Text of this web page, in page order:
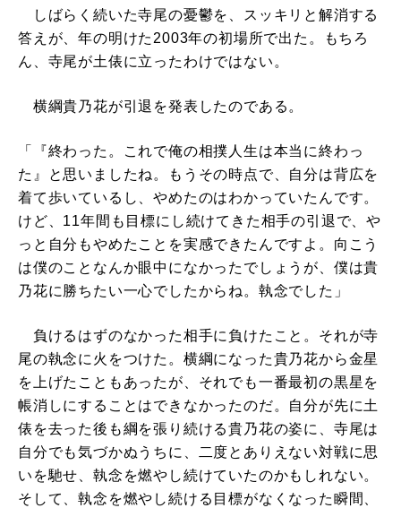
しばらく続いた寺尾の憂鬱を、スッキリと解消する
答えが、年の明けた2003年の初場所で出た。もちろ
ん、寺尾が土俵に立ったわけではない。
横綱貴乃花が引退を発表したのである。
「『終わった。これで俺の相撲人生は本当に終わっ
た』と思いましたね。もうその時点で、自分は背広を
着て歩いているし、やめたのはわかっていたんです。
けど、11年間も目標にし続けてきた相手の引退で、や
っと自分もやめたことを実感できたんですよ。向こう
は僕のことなんか眼中になかったでしょうが、僕は貴
乃花に勝ちたい一心でしたからね。執念でした」
負けるはずのなかった相手に負けたこと。それが寺
尾の執念に火をつけた。横綱になった貴乃花から金星
を上げたこともあったが、それでも一番最初の黒星を
帳消しにすることはできなかったのだ。自分が先に土
俵を去った後も綱を張り続ける貴乃花の姿に、寺尾は
自分でも気づかぬうちに、二度とありえない対戦に思
いを馳せ、執念を燃やし続けていたのかもしれない。
そして、執念を燃やし続ける目標がなくなった瞬間、